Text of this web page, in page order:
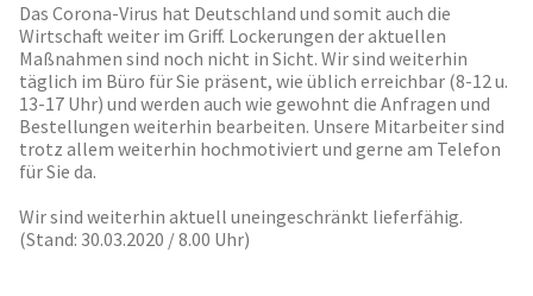
Das Corona-Virus hat Deutschland und somit auch die
Wirtschaft weiter im Griff. Lockerungen der aktuellen
Maßnahmen sind noch nicht in Sicht. Wir sind weiterhin
täglich im Büro für Sie präsent, wie üblich erreichbar (8-12 u.
13-17 Uhr) und werden auch wie gewohnt die Anfragen und
Bestellungen weiterhin bearbeiten. Unsere Mitarbeiter sind
trotz allem weiterhin hochmotiviert und gerne am Telefon
für Sie da.
Wir sind weiterhin aktuell uneingeschränkt lieferfähig.
(Stand: 30.03.2020 / 8.00 Uhr)